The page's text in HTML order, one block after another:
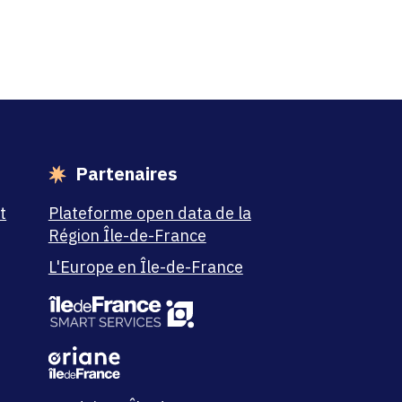
Partenaires
Plateforme open data de la
Région Île-de-France
L'Europe en Île-de-France